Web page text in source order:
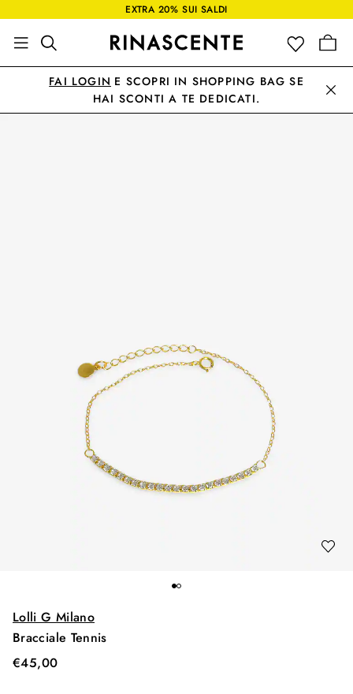
EXTRA 20% SUI SALDI
FAI LOGIN E SCOPRI IN SHOPPING BAG SE
HAI SCONTI A TE DEDICATI.
Lolli G Milano
Bracciale Tennis
€45,00